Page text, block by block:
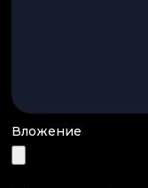
Вложение